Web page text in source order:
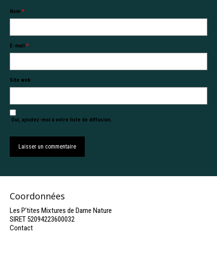
Nom *
E-mail *
Site web
Oui, ajoutez-moi à votre liste de diffusion.
Coordonnées
Les P’tites Mixtures de Dame Nature
SIRET 52094223600032
Contact